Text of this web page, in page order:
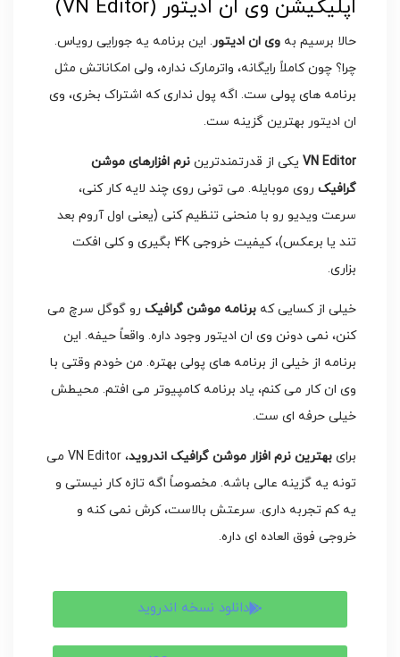
اپلیکیشن وی ان ادیتور (VN Editor)
حالا برسیم به وی ان ادیتور. این برنامه یه جورایی رویاس.
چرا؟ چون کاملاً رایگانه، واترمارک نداره، ولی امکاناتش مثل
برنامه های پولی ست. اگه پول نداری که اشتراک بخری، وی
ان ادیتور بهترین گزینه ست.
VN Editor یکی از قدرتمندترین نرم افزارهای موشن
گرافیک روی موبایله. می تونی روی چند لایه کار کنی،
سرعت ویدیو رو با منحنی تنظیم کنی (یعنی اول آروم بعد
تند یا برعکس)، کیفیت خروجی 4K بگیری و کلی افکت
بزاری.
خیلی از کسایی که برنامه موشن گرافیک رو گوگل سرچ می
کنن، نمی دونن وی ان ادیتور وجود داره. واقعاً حیفه. این
برنامه از خیلی از برنامه های پولی بهتره. من خودم وقتی با
وی ان کار می کنم، یاد برنامه کامپیوتر می افتم. محیطش
خیلی حرفه ای ست.
برای بهترین نرم افزار موشن گرافیک اندروید
، VN Editor می
تونه یه گزینه عالی باشه. مخصوصاً اگه تازه کار نیستی و
یه کم تجربه داری. سرعتش بالاست، کرش نمی کنه و
خروجی فوق العاده ای داره.
دانلود نسخه اندروید